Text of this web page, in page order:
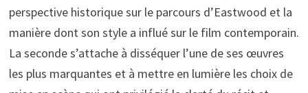
perspective historique sur le parcours d’Eastwood et la
manière dont son style a influé sur le film contemporain.
La seconde s’attache à disséquer l’une de ses œuvres
les plus marquantes et à mettre en lumière les choix de